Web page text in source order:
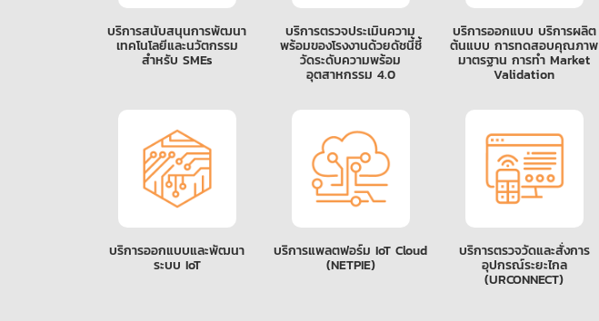
บริการสนับสนุนการพัฒนา
เทคโนโลยีและนวัตกรรม
สำหรับ SMEs
บริการตรวจประเมินความ
พร้อมของโรงงานด้วยดัชนี้ชี้
วัดระดับความพร้อม
อุตสาหกรรม 4.0
บริการออกแบบ บริการผลิต
ต้นแบบ การทดสอบคุณภาพ
มาตรฐาน การทำ Market
Validation
บริการออกแบบและพัฒนา
ระบบ IoT
บริการแพลตฟอร์ม IoT Cloud
(NETPIE)
บริการตรวจวัดและสั่งการ
อุปกรณ์ระยะไกล
(URCONNECT)